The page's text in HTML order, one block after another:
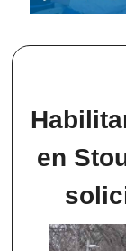
en